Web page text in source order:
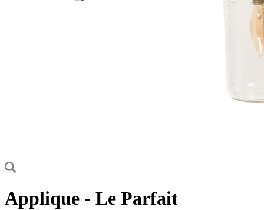
Applique - Le Parfait